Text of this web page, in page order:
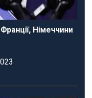
Німеччини